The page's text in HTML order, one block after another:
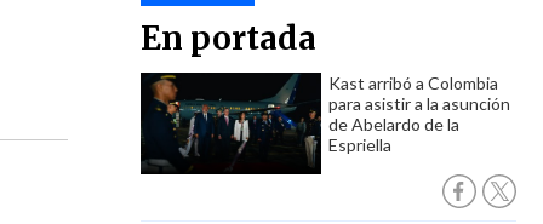
En portada
Kast arribó a Colombia
para asistir a la asunción
de Abelardo de la
Espriella